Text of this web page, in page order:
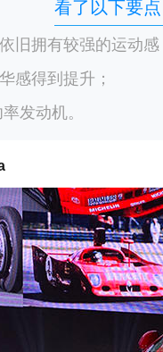
看了以下要
旧拥有较强的运动感
感得到提升；
发动机。